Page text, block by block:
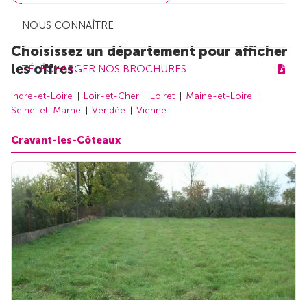
NOUS CONNAÎTRE
TÉLÉCHARGER NOS BROCHURES
Choisissez un département pour afficher
les offres
Indre-et-Loire Loir-et-Cher Loiret
Maine-et-Loire
Seine-et-Marne
Vendée Vienne
Cravant-les-Côteaux